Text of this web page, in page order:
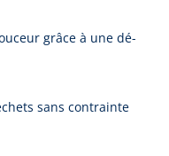
grâce à une dé­
sans con­train­te